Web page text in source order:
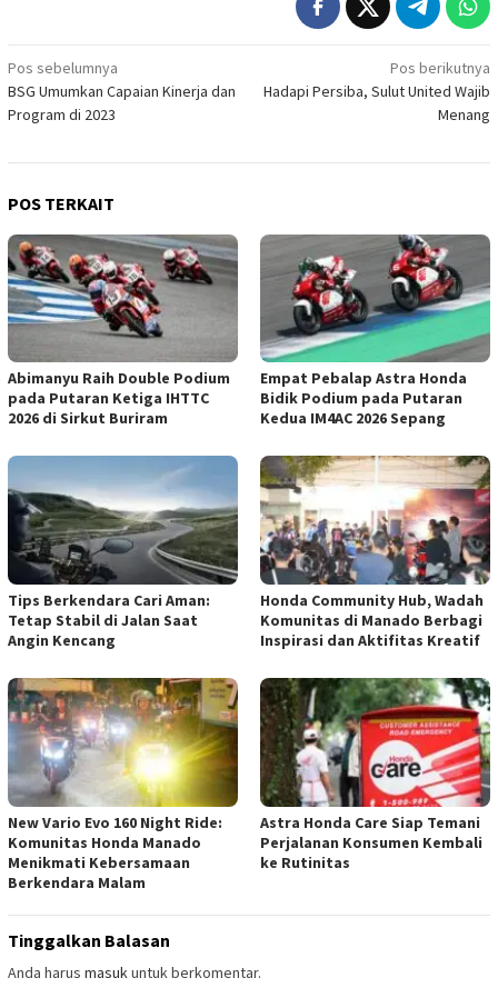
Navigasi
pos
Pos sebelumnya
BSG Umumkan Capaian Kinerja dan
Program di 2023
Pos berikutnya
Hadapi Persiba, Sulut United Wajib
Menang
POS TERKAIT
Abimanyu Raih Double Podium
pada Putaran Ketiga IHTTC
2026 di Sirkut Buriram
Empat Pebalap Astra Honda
Bidik Podium pada Putaran
Kedua IM4AC 2026 Sepang
Tips Berkendara Cari Aman:
Tetap Stabil di Jalan Saat
Angin Kencang
Honda Community Hub, Wadah
Komunitas di Manado Berbagi
Inspirasi dan Aktifitas Kreatif
New Vario Evo 160 Night Ride:
Komunitas Honda Manado
Menikmati Kebersamaan
Berkendara Malam
Astra Honda Care Siap Temani
Perjalanan Konsumen Kembali
ke Rutinitas
Tinggalkan Balasan
Anda harus masukuntuk berkomentar.